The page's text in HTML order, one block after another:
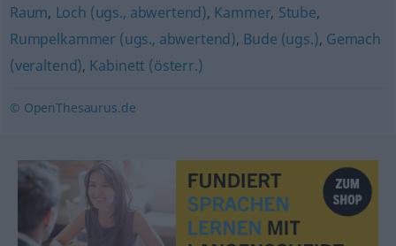
Raum, Loch (ugs., abwertend), Kammer, Stube,
Rumpelkammer (ugs., abwertend), Bude (ugs.), Gemach
(veraltend), Kabinett (österr.)
© OpenThesaurus.de